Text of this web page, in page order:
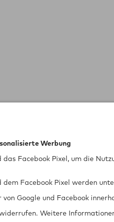
ni­sche Über­wa­chung mbH
Vor dem Lauch 25